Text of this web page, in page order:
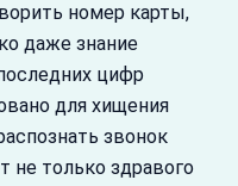
номер карты,
даже знание
цифр
для хищения
звонок
не только здравого